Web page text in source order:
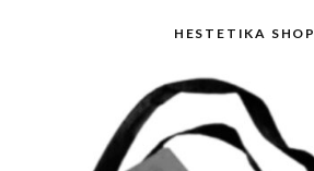
HESTETIKA SHOP